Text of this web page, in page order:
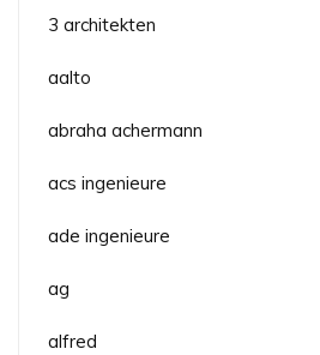
3 architekten
aalto
abraha achermann
acs ingenieure
ade ingenieure
ag
alfred